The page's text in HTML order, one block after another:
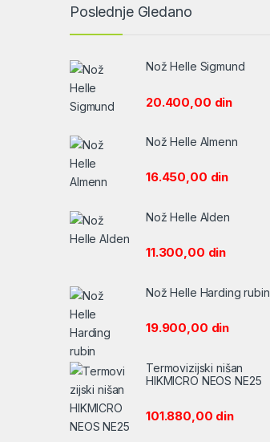
Poslednje Gledano
Nož Helle Sigmund
20.400,00 din
Nož Helle Almenn
16.450,00 din
Nož Helle Alden
11.300,00 din
Nož Helle Harding rubin
19.900,00 din
Termovizijski nišan
HIKMICRO NEOS NE25
101.880,00 din